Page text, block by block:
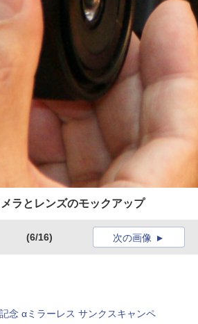
ラとレンズのモックアップ
(6/16) 次の画像
念 αミラーレス サンクスキャンペ